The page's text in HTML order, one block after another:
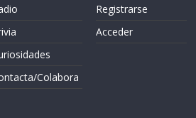
Colabora
Registrarse
Acceder